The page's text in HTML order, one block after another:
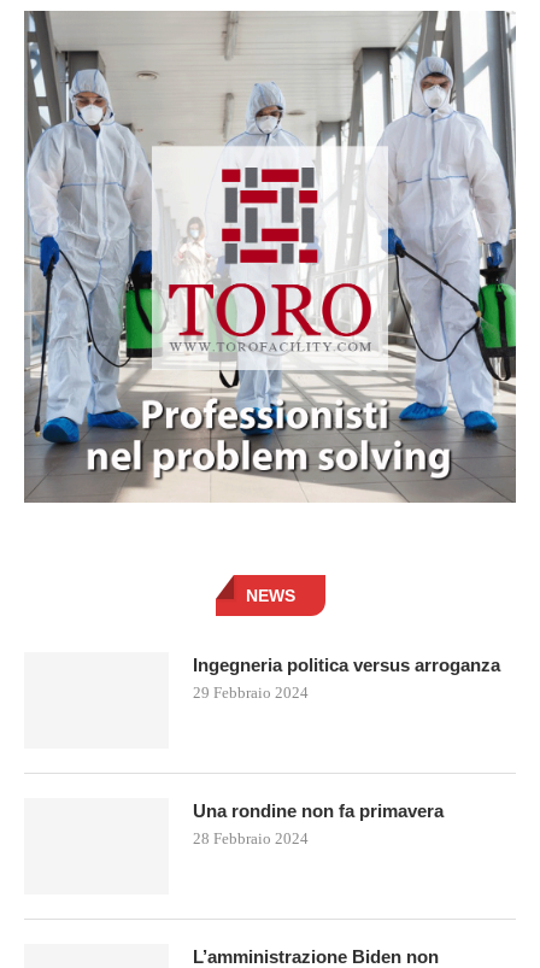
NEWS
Ingegneria politica versus arroganza
29 Febbraio 2024
Una rondine non fa primavera
28 Febbraio 2024
L’amministrazione Biden non